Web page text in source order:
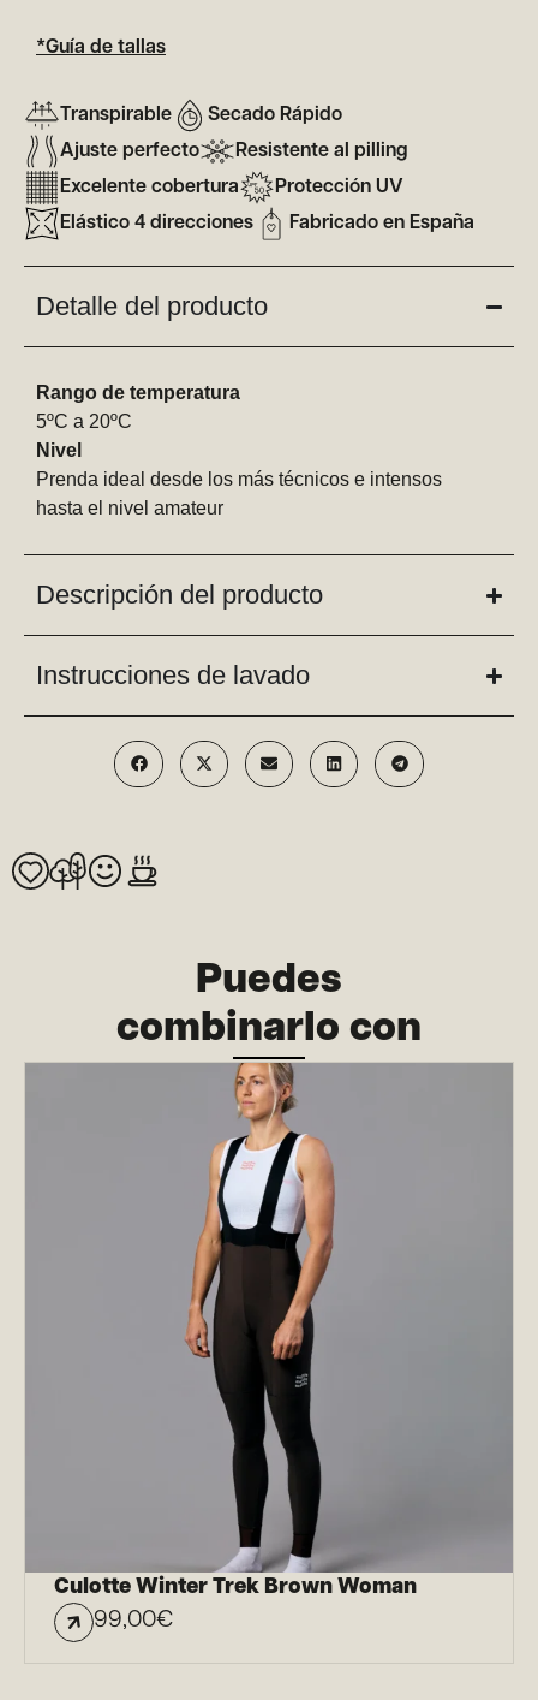
*Guía de tallas
Transpirable
Secado Rápido
Ajuste perfecto
Resistente al pilling
Excelente cobertura
Protección UV
Elástico 4 direcciones
Fabricado en España
Detalle del producto
Rango de temperatura
5ºC a 20ºC
Nivel
Prenda ideal desde los más técnicos e intensos
hasta el nivel amateur
Descripción del producto
Instrucciones de lavado
Puedes
combinarlo con
Culotte Winter Trek Brown Woman
99,00€